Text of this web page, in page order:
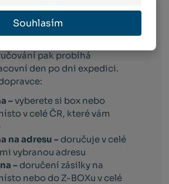
Souhlasím
expedujeme následující
pak probíhá
den po dni expedici.
–vyberete si box nebo
v celé ČR, které vám
na adresu – doručuje v celé
vybranou adresu
– doručení zásilky na
nebo do Z-BOXu v celé